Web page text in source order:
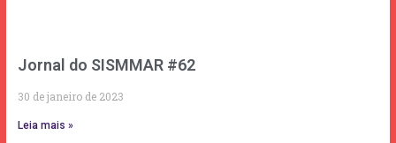
Jornal do SISMMAR #62
30 de janeiro de 2023
Leia mais »